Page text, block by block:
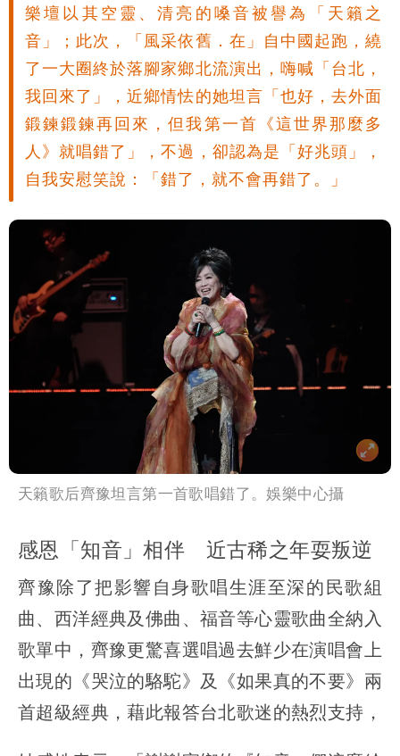
樂壇以其空靈、清亮的嗓音被譽為「天籟之
音」；此次，「風采依舊．在」自中國起跑，繞
了一大圈終於落腳家鄉北流演出，嗨喊「台北，
我回來了」，近鄉情怯的她坦言「也好，去外面
鍛鍊鍛鍊再回來，但我第一首《這世界那麼多
人》就唱錯了」，不過，卻認為是「好兆頭」，
自我安慰笑說：「錯了，就不會再錯了。」
天籟歌后齊豫坦言第一首歌唱錯了。娛樂中心攝
感恩「知音」相伴 近古稀之年耍叛逆
齊豫除了把影響自身歌唱生涯至深的民歌組
曲、西洋經典及佛曲、福音等心靈歌曲全納入
歌單中，齊豫更驚喜選唱過去鮮少在演唱會上
出現的《哭泣的駱駝》及《如果真的不要》兩
首超級經典，藉此報答台北歌迷的熱烈支持，